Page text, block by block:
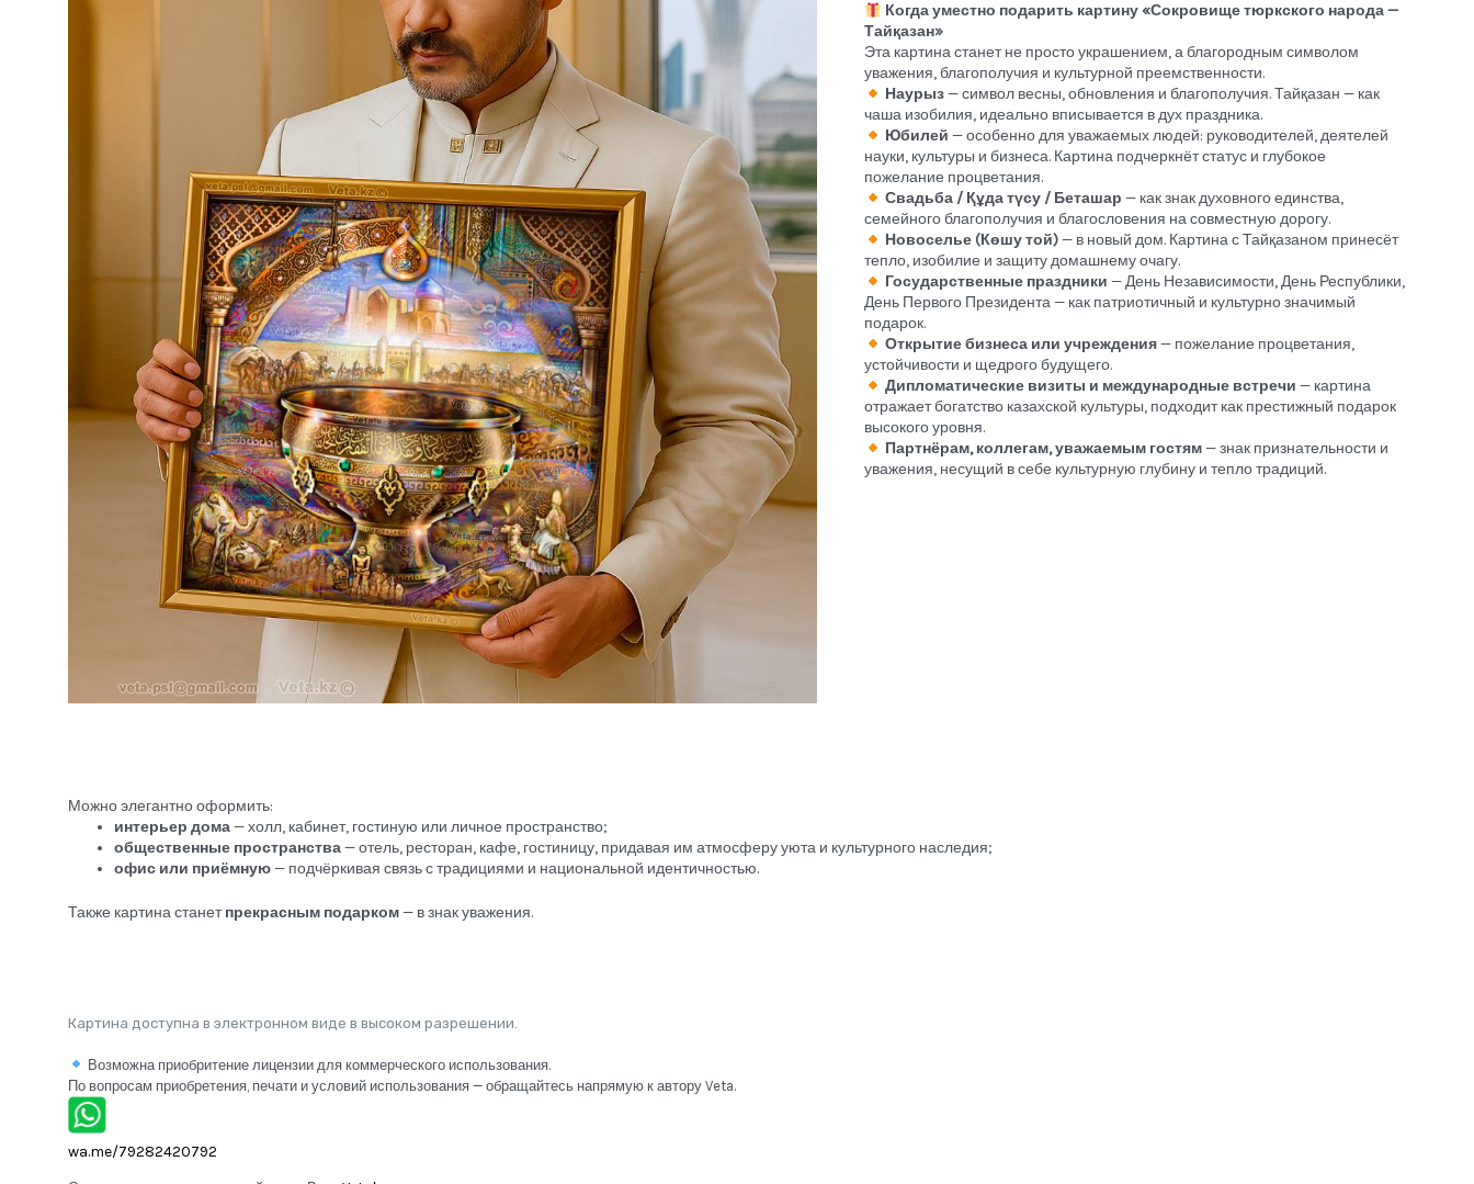
Когда уместно подарить картину «Сокровище тюркского народа —
Тайқазан»
Эта картина станет не просто украшением, а благородным символом
уважения, благополучия и культурной преемственности.
Наурыз— символ весны, обновления и благополучия. Тайқазан — как
чаша изобилия, идеально вписывается в дух праздника.
Юбилей — особенно для уважаемых людей: руководителей, деятелей
науки, культуры и бизнеса. Картина подчеркнёт статус и глубокое
пожелание процветания.
Свадьба / Құда түсу / Беташар — как знак духовного единства,
семейного благополучия и благословения на совместную дорогу.
Новоселье (Көшу той)— в новый дом. Картина с Тайқазаном принесёт
тепло, изобилие и защиту домашнему очагу.
Государственные праздники — День Независимости, День Республики,
День Первого Президента — как патриотичный и культурно значимый
подарок.
Открытие бизнеса или учреждения— пожелание процветания,
устойчивости и щедрого будущего.
Дипломатические визиты и международные встречи — картина
отражает богатство казахской культуры, подходит как престижный подарок
высокого уровня.
Партнёрам, коллегам, уважаемым гостям— знак признательности и
уважения, несущий в себе культурную глубину и тепло традиций.
Можно элегантно оформить:
интерьер дома— холл, кабинет, гостиную или личное пространство;
общественные пространства— отель, ресторан, кафе, гостиницу, придавая им атмосферу уюта и культурного наследия;
офис или приёмную— подчёркивая связь с традициями и национальной идентичностью.
Также картина станетпрекрасным подарком— в знак уважения.
Картина доступна в электронном виде в высоком разрешении.
Возможна приобритение лицензии для коммерческого использования.
По вопросам приобретения, печати и условий использования — обращайтесь напрямую к автору Veta.
wa.me/79282420792